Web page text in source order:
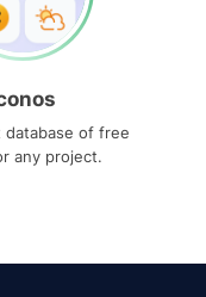
database of free
any project.